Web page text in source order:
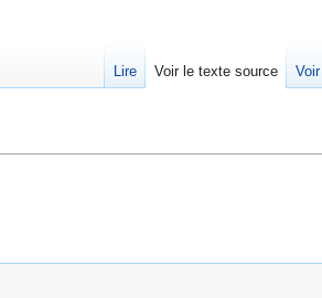
Lire Voir le texte source